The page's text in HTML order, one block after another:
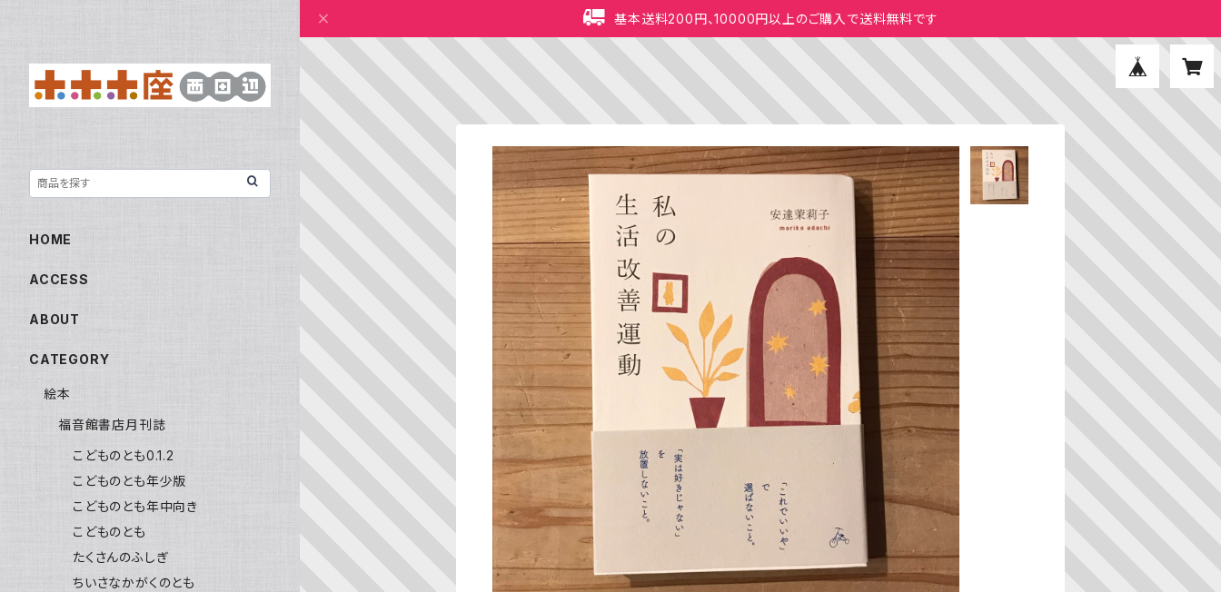
基本送料200円、10000円以上のご購入で送料無料です
HOME
ACCESS
ABOUT
CATEGORY
絵本
福音館書店月刊誌
こどものとも0.1.2
こどものとも年少版
こどものとも年中向き
こどものとも
たくさんのふしぎ
ちいさなかがくのとも